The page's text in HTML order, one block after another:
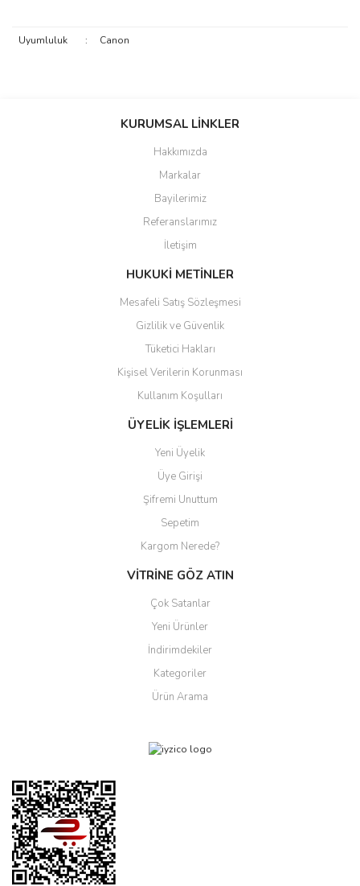
Uyumluluk : Canon
tarafımıza iletebilirsiniz.
Ürün resmi kalitesiz, bozuk veya görüntülenemiyor.
Ürün açıklamasında eksik bilgiler bulunuyor.
Ürün bilgilerinde hatalar bulunuyor.
Ürün fiyatı diğer sitelerden daha pahalı.
Bu ürüne benzer farklı alternatifler olmalı.
Gönder
KURUMSAL LİNKLER
Hakkımızda
Markalar
Bayilerimiz
Referanslarımız
İletişim
HUKUKİ METİNLER
Mesafeli Satış Sözleşmesi
Gizlilik ve Güvenlik
Tüketici Hakları
Kişisel Verilerin Korunması
Kullanım Koşulları
ÜYELİK İŞLEMLERİ
Yeni Üyelik
Üye Girişi
Şifremi Unuttum
Sepetim
Kargom Nerede?
VİTRİNE GÖZ ATIN
Çok Satanlar
Yeni Ürünler
İndirimdekiler
Kategoriler
Ürün Arama